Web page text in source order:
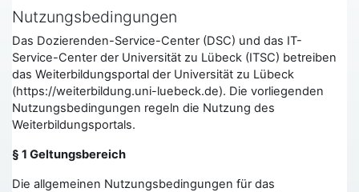
Nutzungsbedingungen
Das Dozierenden-Service-Center (DSC) und das IT-
Service-Center der Universität zu Lübeck (ITSC) betreiben
das Weiterbildungsportal der Universität zu Lübeck
(https://weiterbildung.uni-luebeck.de). Die vorliegenden
Nutzungsbedingungen regeln die Nutzung des
Weiterbildungsportals.
§ 1 Geltungsbereich
Die allgemeinen Nutzungsbedingungen für das